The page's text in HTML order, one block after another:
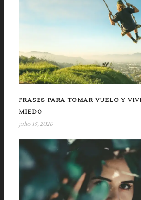
FRASES PARA TOMAR VUELO Y
MIEDO
julio 15, 2026